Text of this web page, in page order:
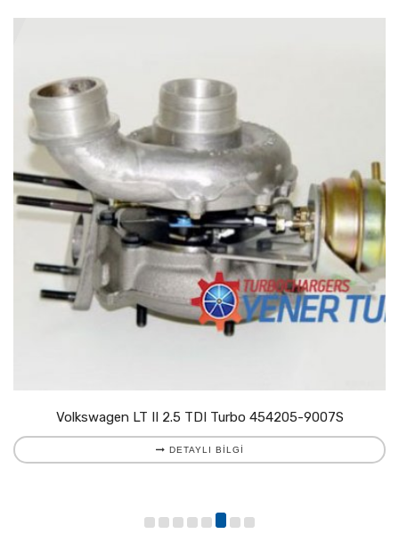
Volkswagen LT II 2.5 TDI Turbo 454205-9007S
DETAYLI BILGI